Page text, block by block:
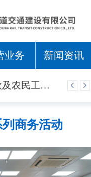
业务 新闻资讯
拖欠民营企业账款及农民工工资事项维权公告
商务活动